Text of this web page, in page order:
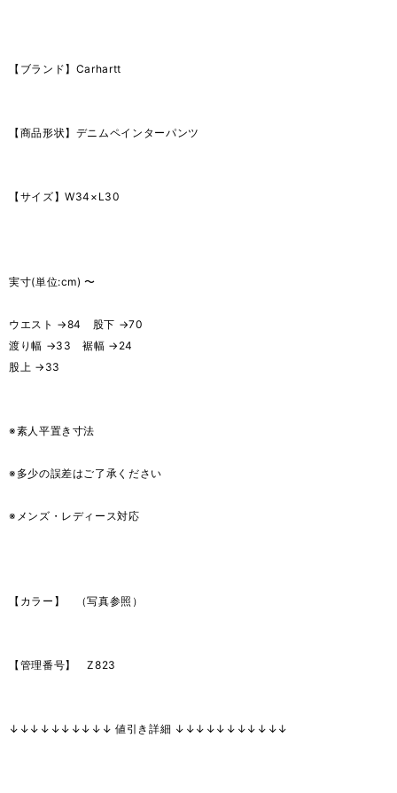
【ブランド】Carhartt
【商品形状】デニムペインターパンツ
【サイズ】W34×L30
実寸(単位:cm) 〜
ウエスト →84 股下 →70
渡り幅 →33 裾幅 →24
股上 →33
※素人平置き寸法
※多少の誤差はご了承ください
※メンズ・レディース対応
【カラー】 （写真参照）
【管理番号】 Z823
↓↓↓↓↓↓↓↓↓↓ 値引き詳細 ↓↓↓↓↓↓↓↓↓↓↓